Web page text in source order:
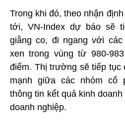
Trong khi đó, theo nhận
tới, VN-Index dự báo sẽ
giằng co, đi ngang với
xen trong vùng từ 980-
điểm. Thị trường sẽ tiếp tục
mạnh giữa các nhóm cổ
thông tin kết quả kinh
doanh nghiệp.